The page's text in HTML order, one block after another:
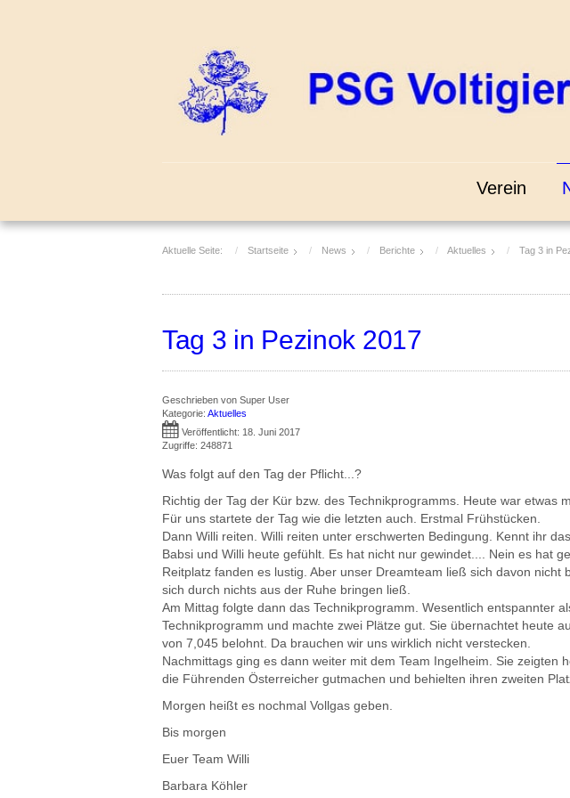
Verein
Aktuelle Seite: Startseite News Berichte Aktuelles Tag 3 in
Tag 3 in Pezinok 2017
Geschrieben von Super User
Kategorie: Aktuelles
Veröffentlicht: 18. Juni 2017
Zugriffe: 248871
Was folgt auf den Tag der Pflicht...?
Richtig der Tag der Kür bzw. des Technikprogramms. Heute war etwas
Für uns startete der Tag wie die letzten auch. Erstmal Frühstücken.
Dann Willi reiten. Willi reiten unter erschwerten Bedingung. Kennt ihr
Babsi und Willi heute gefühlt. Es hat nicht nur gewindet.... Nein es hat
Reitplatz fanden es lustig. Aber unser Dreamteam ließ sich davon
sich durch nichts aus der Ruhe bringen ließ.
Am Mittag folgte dann das Technikprogramm. Wesentlich entspannter
Technikprogramm und machte zwei Plätze gut. Sie übernachtet heute
von 7,045 belohnt. Da brauchen wir uns wirklich nicht verstecken.
Nachmittags ging es dann weiter mit dem Team Ingelheim. Sie
die Führenden Österreicher gutmachen und behielten ihren zweiten
Morgen heißt es nochmal Vollgas geben.
Bis morgen
Euer Team Willi
Barbara Köhler